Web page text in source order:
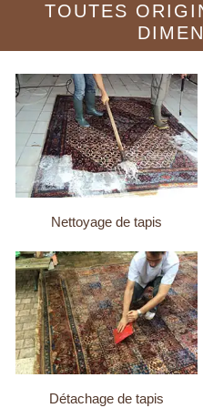
TOUTES
Nettoyage de tapis
Détachage de tapis